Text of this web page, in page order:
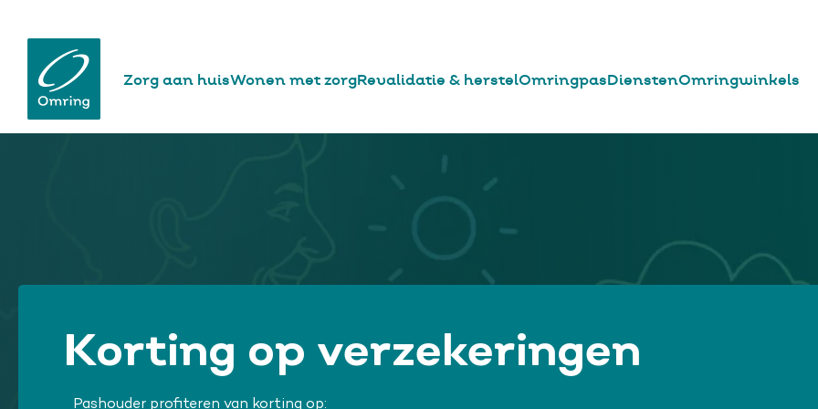
Hoofdnavigatie
Zorg aan huisWonen met zorgRevalidatie & herstelOmringpasDienstenOmringwinkels
Korting op verzekeringen
Pashouder profiteren van korting op: